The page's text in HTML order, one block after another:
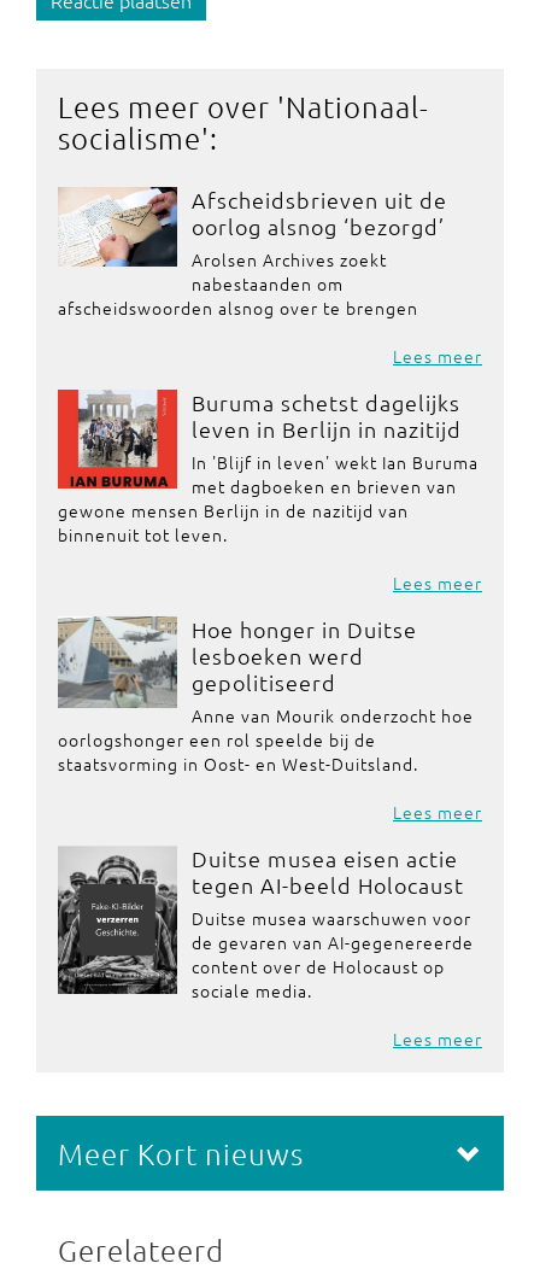
Lees meer over 'Nationaal-
socialisme':
Afscheidsbrieven uit de
oorlog alsnog ‘bezorgd’
Arolsen Archives zoekt
nabestaanden om
afscheidswoorden alsnog over te brengen
Lees meer
Buruma schetst dagelijks
leven in Berlijn in nazitijd
In 'Blijf in leven' wekt Ian Buruma
met dagboeken en brieven van
gewone mensen Berlijn in de nazitijd van
binnenuit tot leven.
Lees meer
Hoe honger in Duitse
lesboeken werd
gepolitiseerd
Anne van Mourik onderzocht hoe
oorlogshonger een rol speelde bij de
staatsvorming in Oost- en West-Duitsland.
Lees meer
Duitse musea eisen actie
tegen AI-beeld Holocaust
Duitse musea waarschuwen voor
de gevaren van AI-gegenereerde
content over de Holocaust op
sociale media.
Lees meer
Meer Kort nieuws
Gerelateerd